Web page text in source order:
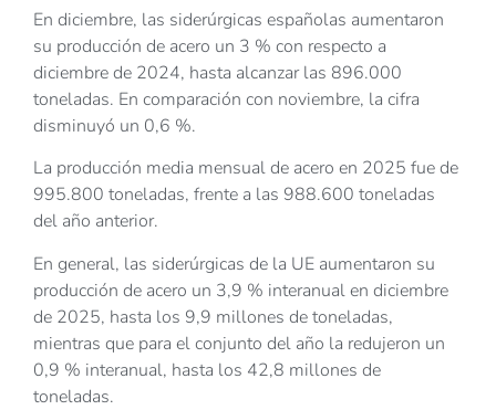
En diciembre, las siderúrgicas españolas aumentaron
su producción de acero un 3 % con respecto a
diciembre de 2024, hasta alcanzar las 896.000
toneladas. En comparación con noviembre, la cifra
disminuyó un 0,6 %.
La producción media mensual de acero en 2025 fue de
995.800 toneladas, frente a las 988.600 toneladas
del año anterior.
En general, las siderúrgicas de la UE aumentaron su
producción de acero un 3,9 % interanual en diciembre
de 2025, hasta los 9,9 millones de toneladas,
mientras que para el conjunto del año la redujeron un
0,9 % interanual, hasta los 42,8 millones de
toneladas.